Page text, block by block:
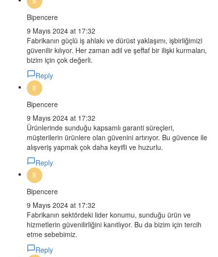
Bipencere
9 Mayıs 2024 at 17:32
Fabrikanın güçlü iş ahlakı ve dürüst yaklaşımı, işbirliğimizi
güvenilir kılıyor. Her zaman adil ve şeffaf bir ilişki kurmaları,
bizim için çok değerli.
Reply
Bipencere
9 Mayıs 2024 at 17:32
Ürünlerinde sunduğu kapsamlı garanti süreçleri,
müşterilerin ürünlere olan güvenini artırıyor. Bu güvence ile
alışveriş yapmak çok daha keyifli ve huzurlu.
Reply
Bipencere
9 Mayıs 2024 at 17:32
Fabrikanın sektördeki lider konumu, sunduğu ürün ve
hizmetlerin güvenilirliğini kanıtlıyor. Bu da bizim için tercih
etme sebebimiz.
Reply